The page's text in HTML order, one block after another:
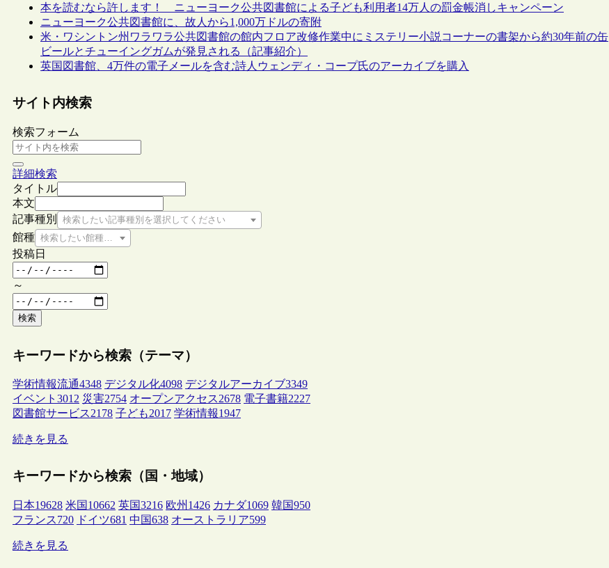
本を読むなら許します！ ニューヨーク公共図書館による子ども利用者14万人の罰金帳消しキャンペーン
ニューヨーク公共図書館に、故人から1,000万ドルの寄附
米・ワシントン州ワラワラ公共図書館の館内フロア改修作業中にミステリー小説コーナーの書架から約30年前の缶
ビールとチューイングガムが発見される（記事紹介）
英国図書館、4万件の電子メールを含む詩人ウェンディ・コープ氏のアーカイブを購入
サイト内検索
検索フォーム
詳細検索
タイトル
本文
記事種別
検索したい記事種別を選択してください
館種 検索したい館種を選択してください
投稿日
～
検索
キーワードから検索（テーマ）
学術情報流通4348 デジタル化4098 デジタルアーカイブ3349
イベント 3012 災害2754 オープンアクセス2678 電子書籍2227
図書館サービス2178 子ども2017 学術情報1947
続きを見る
キーワードから検索（国・地域）
日本19628 米国 10662 英国3216 欧州 1426 カナダ1069 韓国950
フランス720 ドイツ681 中国638 オーストラリア599
続きを見る